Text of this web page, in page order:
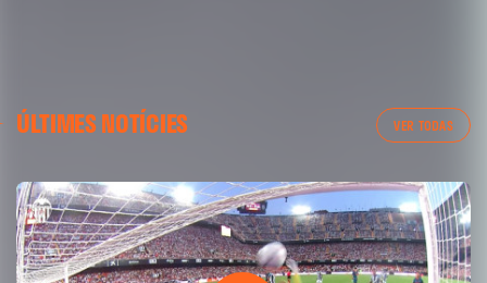
ÚLTIMES NOTÍCIES VER TODAS